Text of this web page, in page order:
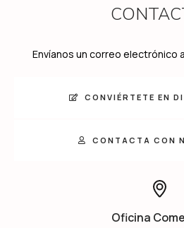
Envíanos un correo electrónico
CONVIÉRTETE EN
CONTACTA CON
Oficina